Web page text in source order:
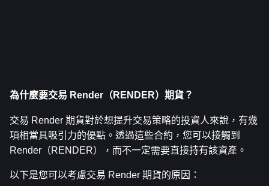
為什麼要交易 Render（RENDER）期貨？
交易 Render 期貨對於想提升交易策略的投資人來說，有幾
項相當具吸引力的優點。透過這些合約，您可以接觸到
Render（RENDER），而不一定需要直接持有該資產。
以下是您可以考慮交易 Render 期貨的原因：